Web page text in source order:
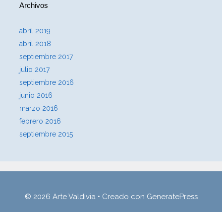
Archivos
abril 2019
abril 2018
septiembre 2017
julio 2017
septiembre 2016
junio 2016
marzo 2016
febrero 2016
septiembre 2015
© 2026 Arte Valdivia• Creado con GeneratePress